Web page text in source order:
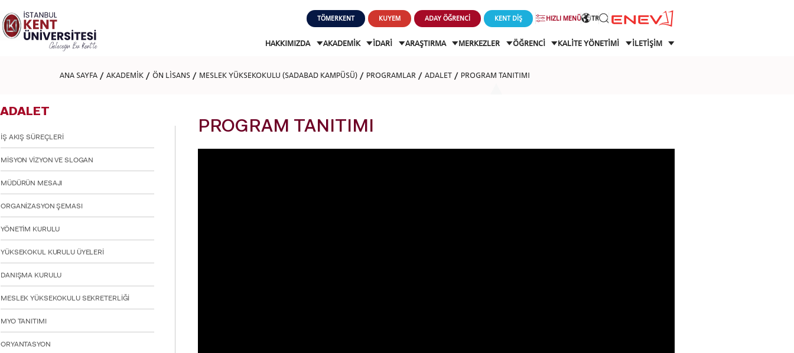
dikkat:
Bu
web
sitesini,
okuyucu
kullanan
engellilere
ayarlamak
için
Control-
F11'e
basın;
Erişilebilirlik
menüsünü
için
Control-
basın.
TÖMERKENT KUYEM ADAY ÖĞRENCİ KENT DİŞ HIZLI MENÜ TR
HAKKIMIZDA AKADEMİK İDARİ ARAŞTIRMA MERKEZLER ÖĞRENCİ KALİTE YÖNETİMİ İLETİŞİM
ANA SAYFA AKADEMİK ÖN LİSANS MESLEK YÜKSEKOKULU (SADABAD KAMPÜSÜ) PROGRAMLAR ADALET PROGRAM TANITIMI
ADALET
İŞ AKIŞ SÜREÇLERİ
MİSYON VİZYON VE SLOGAN
MÜDÜRÜN MESAJI
ORGANİZASYON ŞEMASI
YÖNETİM KURULU
YÜKSEKOKUL KURULU ÜYELERİ
DANIŞMA KURULU
MESLEK YÜKSEKOKULU SEKRETERLİĞİ
MYO TANITIMI
ORYANTASYON
PROGRAM TANITIMI